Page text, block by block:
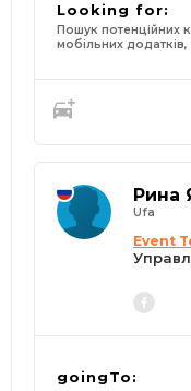
Looking for:
Пошук потенційних
мобільних додатків,
Рина
Ufa
Event
goingTo: